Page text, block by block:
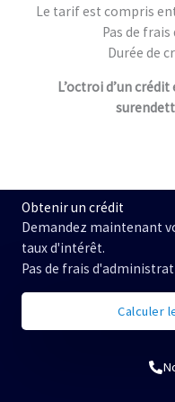
Le tarif est compris
Pas de
Durée de
L’octroi d’un
Obtenir un crédit
Demandez maintenant
taux d'intérêt.
Pas de frais
Calculer